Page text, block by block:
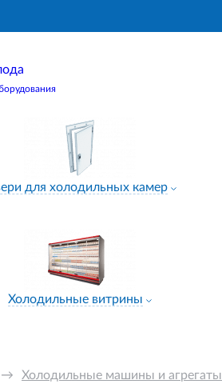
для холодильных камер
Холодильные витрины
→ Холодильные машины и агрегаты